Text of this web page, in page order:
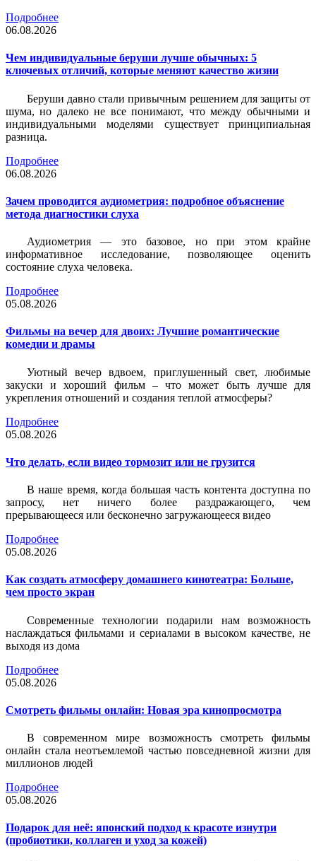
Подробнее
06.08.2026
Чем индивидуальные беруши лучше обычных: 5
ключевых отличий, которые меняют качество жизни
Беруши давно стали привычным решением для защиты от
шума, но далеко не все понимают, что между обычными и
индивидуальными моделями существует принципиальная
разница.
Подробнее
06.08.2026
Зачем проводится аудиометрия: подробное объяснение
метода диагностики слуха
Аудиометрия — это базовое, но при этом крайне
информативное исследование, позволяющее оценить
состояние слуха человека.
Подробнее
05.08.2026
Фильмы на вечер для двоих: Лучшие романтические
комедии и драмы
Уютный вечер вдвоем, приглушенный свет, любимые
закуски и хороший фильм – что может быть лучше для
укрепления отношений и создания теплой атмосферы?
Подробнее
05.08.2026
Что делать, если видео тормозит или не грузится
В наше время, когда большая часть контента доступна по
запросу, нет ничего более раздражающего, чем
прерывающееся или бесконечно загружающееся видео
Подробнее
05.08.2026
Как создать атмосферу домашнего кинотеатра: Больше,
чем просто экран
Современные технологии подарили нам возможность
наслаждаться фильмами и сериалами в высоком качестве, не
выходя из дома
Подробнее
05.08.2026
Смотреть фильмы онлайн: Новая эра кинопросмотра
В современном мире возможность смотреть фильмы
онлайн стала неотъемлемой частью повседневной жизни для
миллионов людей
Подробнее
05.08.2026
Подарок для неё: японский подход к красоте изнутри
(пробиотики, коллаген и уход за кожей)